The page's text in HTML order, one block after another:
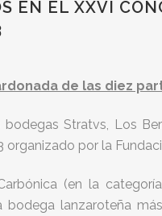
EN EL XXVI
de las diez
Stratvs, Los
por la
(en la
lanzaroteña